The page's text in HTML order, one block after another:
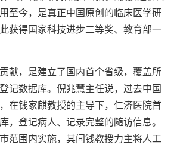
至今，是真正中国原创的临床医学研
获得国家科技进步二等奖、教育部一
献，是建立了国内首个省级，覆盖所
记数据库。倪兆慧主任说，过去中国
在钱家麒教授的主导下，仁济医院首
，登记病人、记录完整的随访信息。
范围内实施，其间钱教授力主将人工